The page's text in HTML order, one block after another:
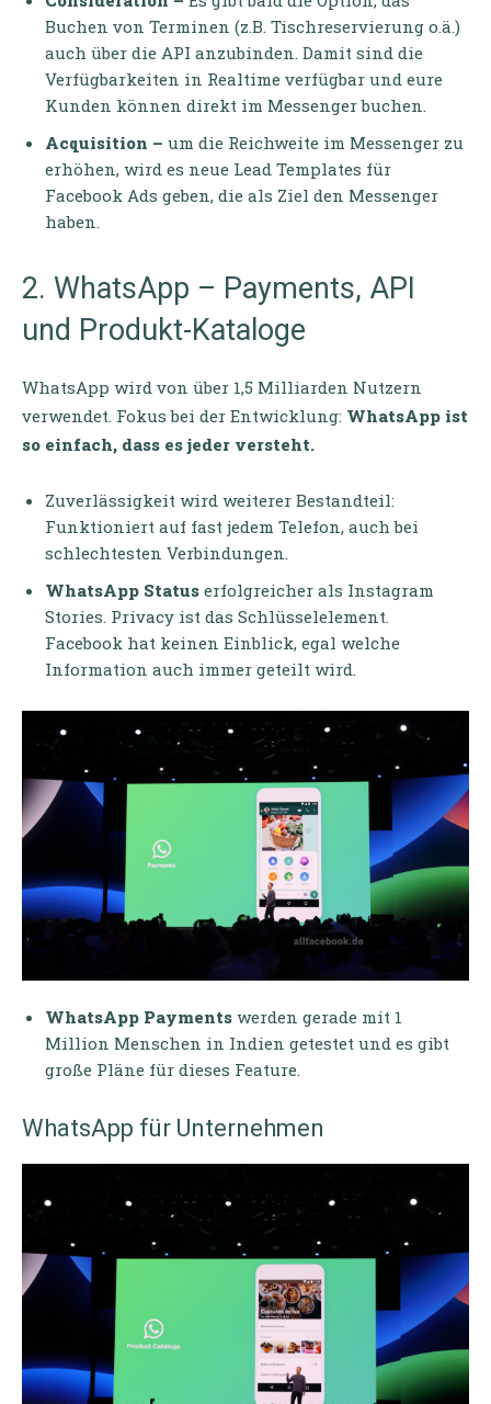
Buchen von Terminen (z.B. Tischreservierung o.ä.)
auch über die API anzubinden. Damit sind die
Verfügbarkeiten in Realtime verfügbar und eure
Kunden können direkt im Messenger buchen.
Acquisition – um die Reichweite im Messenger zu
erhöhen, wird es neue Lead Templates für
Facebook Ads geben, die als Ziel den Messenger
haben.
2. WhatsApp – Payments, API
und Produkt-Kataloge
WhatsApp wird von über 1,5 Milliarden Nutzern
verwendet. Fokus bei der Entwicklung: WhatsApp ist
so einfach, dass es jeder versteht.
Zuverlässigkeit wird weiterer Bestandteil:
Funktioniert auf fast jedem Telefon, auch bei
schlechtesten Verbindungen.
WhatsApp Status erfolgreicher als Instagram
Stories. Privacy ist das Schlüsselelement.
Facebook hat keinen Einblick, egal welche
Information auch immer geteilt wird.
WhatsApp Payments werden gerade mit 1
Million Menschen in Indien getestet und es gibt
große Pläne für dieses Feature.
WhatsApp für Unternehmen